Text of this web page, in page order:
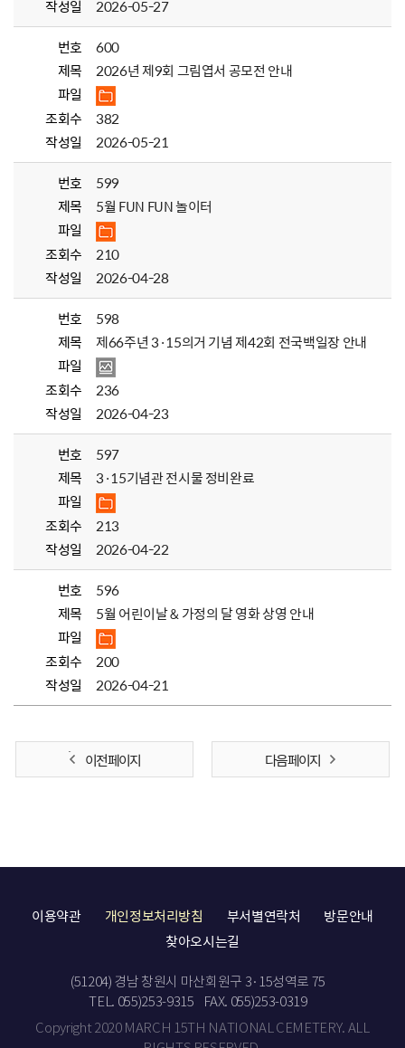
작성일
2026-05-27
번호
600
제목
2026년 제9회 그림엽서 공모전 안내
파일
조회수
382
작성일
2026-05-21
번호
599
제목
5월 FUN FUN 놀이터
파일
조회수
210
작성일
2026-04-28
번호
598
제목
제66주년 3·15의거 기념 제42회 전국백일장 안내
파일
조회수
236
작성일
2026-04-23
번호
597
제목
3·15기념관 전시물 정비완료
파일
조회수
213
작성일
2026-04-22
번호
596
제목
5월 어린이날 & 가정의 달 영화 상영 안내
파일
조회수
200
작성일
2026-04-21
이전 페이지 다음 페이지
이용약관 개인정보처리방침 부서별연락처
방문안내
찾아오시는길
(51204) 경남 창원시 마산회원구 3·15성역로 75
TEL. 055)253-9315
FAX. 055)253-0319
Copyright 2020 MARCH 15TH NATIONAL CEMETERY. ALL